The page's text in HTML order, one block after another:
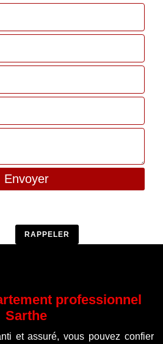
professionnel
Sarthe
et assuré, vous pouvez confier